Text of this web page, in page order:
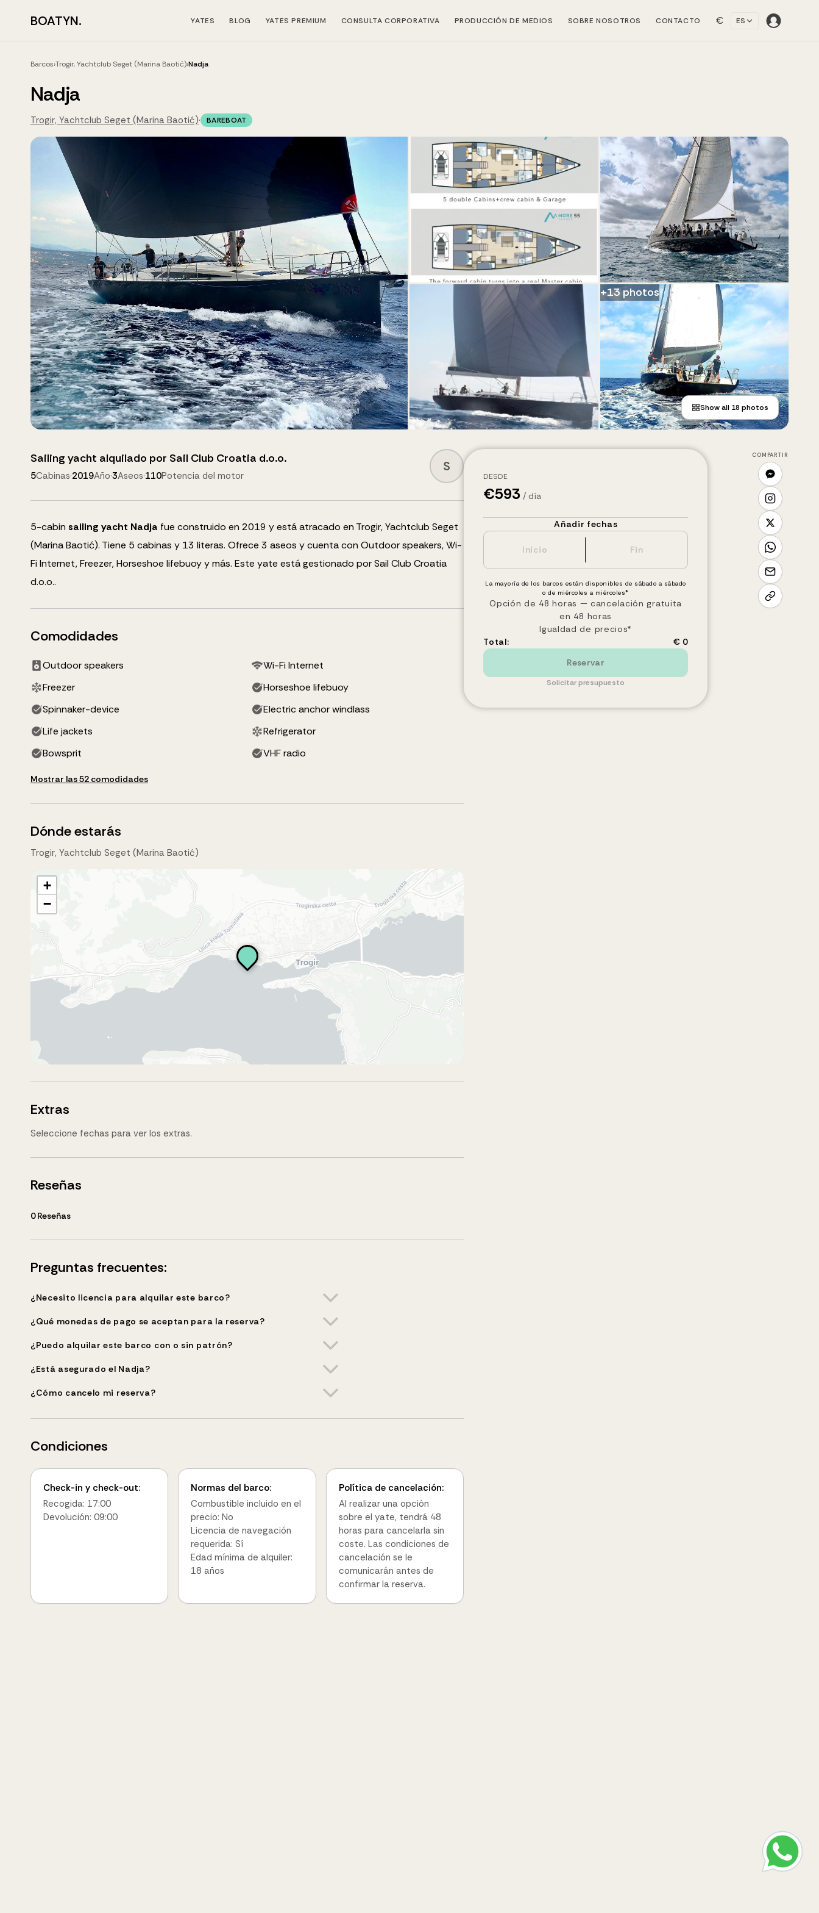
BOATYN. YATES BLOG YATES PREMIUM CONSULTA CORPORATIVA PRODUCCIÓN DE MEDIOS SOBRE NOSOTROS CONTACTO € ES
Barcos›Trogir, Yachtclub Seget (Marina Baotić)›Nadja
Nadja
Trogir, Yachtclub Seget (Marina Baotić)· BAREBOAT
+13photos
Show all 18 photos
Sailing yacht alquilado por Sail Club Croatia d.o.o.
5Cabinas·2019Año·3Aseos·110Potencia del motor
S
5-cabin sailing yacht Nadja fue construido en 2019 y está atracado en Trogir, Yachtclub Seget
(Marina Baotić). Tiene 5 cabinas y 13 literas. Ofrece 3 aseos y cuenta con Outdoor speakers, Wi-
Fi Internet, Freezer, Horseshoe lifebuoyy más. Este yate está gestionado por Sail Club Croatia
d.o.o..
Comodidades
Outdoor speakers
Wi-Fi Internet
Freezer
Horseshoe lifebuoy
Spinnaker-device
Electric anchor windlass
Life jackets
Refrigerator
Bowsprit
VHF radio
Mostrar las 52 comodidades
Dónde estarás
Trogir, Yachtclub Seget (Marina Baotić)
+
−
Extras
Seleccione fechas para ver los extras.
Reseñas
0 Reseñas
Preguntas frecuentes:
¿Necesito licencia para alquilar este barco?
¿Qué monedas de pago se aceptan para la reserva?
¿Puedo alquilar este barco con o sin patrón?
¿Está asegurado el Nadja?
¿Cómo cancelo mi reserva?
Condiciones
Check-in y check-out:
Recogida: 17:00
Devolución: 09:00
Normas del barco:
Combustible incluido en el
precio: No
Licencia de navegación
requerida: Sí
Edad mínima de alquiler:
18 años
Política de cancelación:
Al realizar una opción
sobre el yate, tendrá 48
horas para cancelarla sin
coste. Las condiciones de
cancelación se le
comunicarán antes de
confirmar la reserva.
DESDE
€593 / día
Añadir fechas
La mayoría de los barcos están disponibles de sábado a sábado
o de miércoles a miércoles*
Opción de 48 horas — cancelación gratuita
en 48 horas
Igualdad de precios*
Total:
€ 0
Reservar
Solicitar presupuesto
COMPARTIR